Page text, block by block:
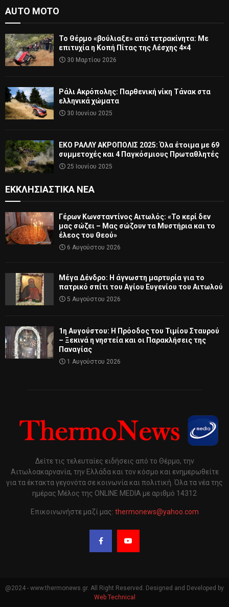
AUTO MOTO
Το Θέρμο «βούλιαξε» από τετρακίνητα: Με
επιτυχία η Κοπή Πίτας της Λέσχης 4×4
30 Μαρτίου 2026
Ράλι Ακρόπολης: Παρθενική νίκη Τάνακ στα
ελληνικά χώματα
30 Ιουνίου 2025
ΕΚΟ ΡΑΛΛΥ ΑΚΡΟΠΟΛΙΣ 2025: Όλα έτοιμα με 69
συμμετοχές και 4 Παγκόσμιους Πρωταθλητές
25 Ιουνίου 2025
ΕΚΚΛΗΣΙΑΣΤΙΚΆ ΝΈΑ
Γέρων Κωνσταντίνος Αιτωλός: «Το κερί δεν
μας σώζει – Μας σώζουν τα Μυστήρια και το
έλεος του Θεού»
6 Αυγούστου 2026
Μέγα Δένδρο: Η άγνωστη μαρτυρία για το
πατρικό σπίτι του Αγίου Ευγενίου του Αιτωλού
5 Αυγούστου 2026
1η Αυγούστου: Η Πρόοδος του Τιμίου Σταυρού
– Ξεκινά η νηστεία και οι Παρακλήσεις της
Παναγίας
1 Αυγούστου 2026
Δείτε τις τελευταίες ειδήσεις από το Θέρμο, την
Αιτωλοακαρνανία, την Ελλάδα και τον κόσμο και ενημερωθείτε
για τα έκτακτα γεγονότα σε κοινωνία και πολιτική. Όλα τα νέα της
ημέρας Μέλος της ONLINE MEDIA με αριθμό 14312
Επικοινωνήστε μαζί μας: thermonews@yahoo.com
@2024 - www.thermonews.gr. All Right Reserved. Designed and Developed by
Web Technical